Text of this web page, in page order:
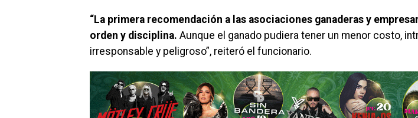
“La primera recomendación a las asociaciones ganaderas y
orden y disciplina. Aunque el ganado pudiera tener un menor costo,
irresponsable y peligroso”, reiteró el funcionario.